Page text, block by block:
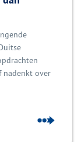
nadenkt over